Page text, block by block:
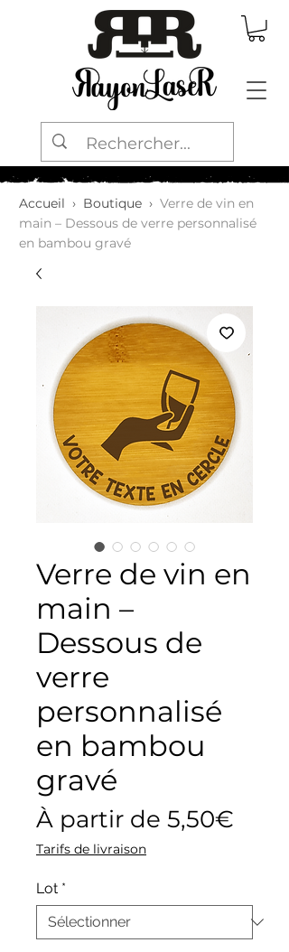
Accueil › Boutique › Verre de vin en
main – Dessous de verre personnalisé
en bambou gravé
Verre de vin en
main –
Dessous de
verre
personnalisé
en bambou
gravé
À partir de 5,50€
Tarifs de livraison
Lot *